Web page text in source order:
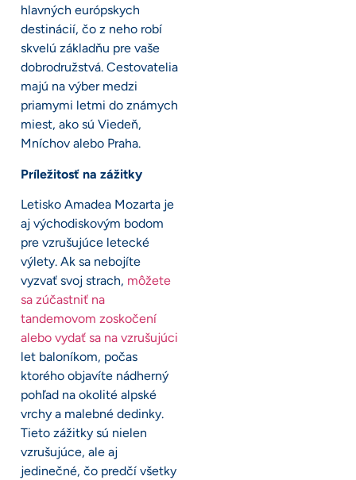
hlavných európskych
destinácií, čo z neho robí
skvelú základňu pre vaše
dobrodružstvá. Cestovatelia
majú na výber medzi
priamymi letmi do známych
miest, ako sú Viedeň,
Mníchov alebo Praha.
Príležitosť na zážitky
Letisko Amadea Mozarta je
aj východiskovým bodom
pre vzrušujúce letecké
výlety. Ak sa nebojíte
vyzvať svoj strach, môžete
sa zúčastniť na
tandemovom zoskočení
alebo vydať sa na vzrušujúci
let baloníkom, počas
ktorého objavíte nádherný
pohľad na okolité alpské
vrchy a malebné dedinky.
Tieto zážitky sú nielen
vzrušujúce, ale aj
jedinečné, čo predčí všetky